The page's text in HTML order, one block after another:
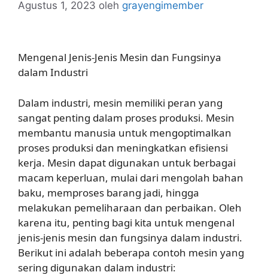
Agustus 1, 2023 oleh grayengimember
Mengenal Jenis-Jenis Mesin dan Fungsinya
dalam Industri
Dalam industri, mesin memiliki peran yang
sangat penting dalam proses produksi. Mesin
membantu manusia untuk mengoptimalkan
proses produksi dan meningkatkan efisiensi
kerja. Mesin dapat digunakan untuk berbagai
macam keperluan, mulai dari mengolah bahan
baku, memproses barang jadi, hingga
melakukan pemeliharaan dan perbaikan. Oleh
karena itu, penting bagi kita untuk mengenal
jenis-jenis mesin dan fungsinya dalam industri.
Berikut ini adalah beberapa contoh mesin yang
sering digunakan dalam industri: